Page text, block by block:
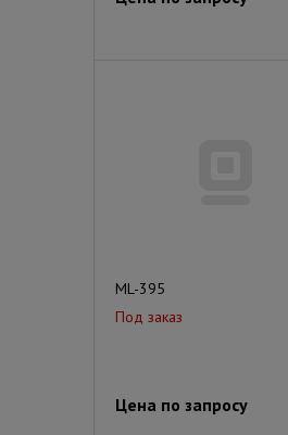
ML-395
Под заказ
Цена по запросу